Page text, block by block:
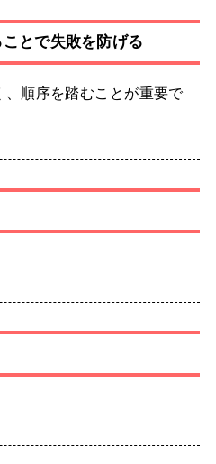
とで失敗を防げる
順序を踏むことが重要で